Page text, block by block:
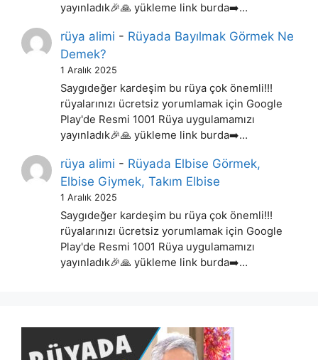
yayınladık🎉🙏 yükleme link burda➡️…
rüya alimi - Rüyada Bayılmak Görmek Ne
Demek?
1 Aralık 2025
Saygıdeğer kardeşim bu rüya çok önemli!!!
rüyalarınızı ücretsiz yorumlamak için Google
Play'de Resmi 1001 Rüya uygulamamızı
yayınladık🎉🙏 yükleme link burda➡️…
rüya alimi - Rüyada Elbise Görmek,
Elbise Giymek, Takım Elbise
1 Aralık 2025
Saygıdeğer kardeşim bu rüya çok önemli!!!
rüyalarınızı ücretsiz yorumlamak için Google
Play'de Resmi 1001 Rüya uygulamamızı
yayınladık🎉🙏 yükleme link burda➡️…